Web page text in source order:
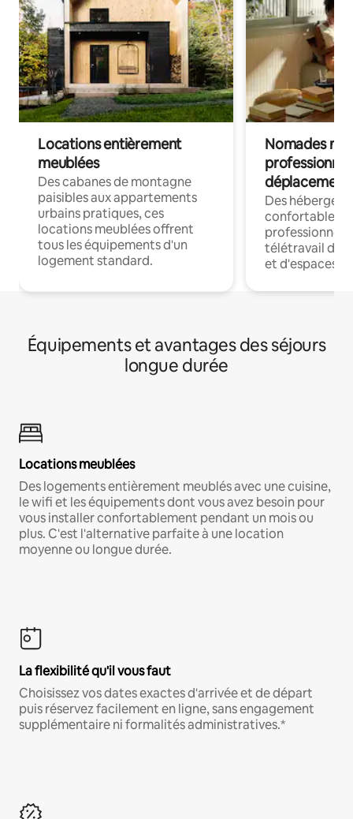
Locations entièrement
meublées
Des cabanes de montagne
paisibles aux appartements
urbains pratiques, ces
locations meublées offrent
tous les équipements d'un
logement standard.
Nomades
déplacement
Des
confortables
professionnels
télétravail
et d'espaces
Équipements et avantages des séjours
longue durée
Locations meublées
Des logements entièrement meublés avec une cuisine,
le wifi et les équipements dont vous avez besoin pour
vous installer confortablement pendant un mois ou
plus. C'est l'alternative parfaite à une location
moyenne ou longue durée.
La flexibilité qu'il vous faut
Choisissez vos dates exactes d'arrivée et de départ
puis réservez facilement en ligne, sans engagement
supplémentaire ni formalités administratives.*